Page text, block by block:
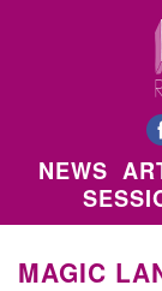
NEWS
MAGIC